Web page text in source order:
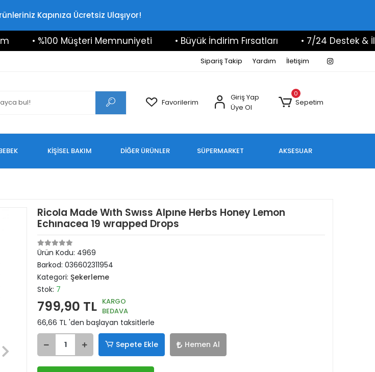
Kapınıza Ücretsiz Ulaşıyor!
• %100 Müşteri Memnuniyeti • Büyük İndirim Fırsatları • 7/24 Destek &
Sipariş Takip Yardım İletişim
Favorilerim
Giriş Yap
Üye Ol
0
Sepetim
KİŞİSEL BAKIM DİĞER ÜRÜNLER SÜPERMARKET AKSESUAR
Ricola Made Wıth Swıss Alpıne Herbs Honey Lemon
Echınacea 19 wrapped Drops
Ürün Kodu: 4969
Barkod: 036602311954
Kategori: Şekerleme
Stok: 7
799,90 TL KARGO
BEDAVA
66,66 TL 'den başlayan taksitlerle
Sepete Ekle Hemen Al